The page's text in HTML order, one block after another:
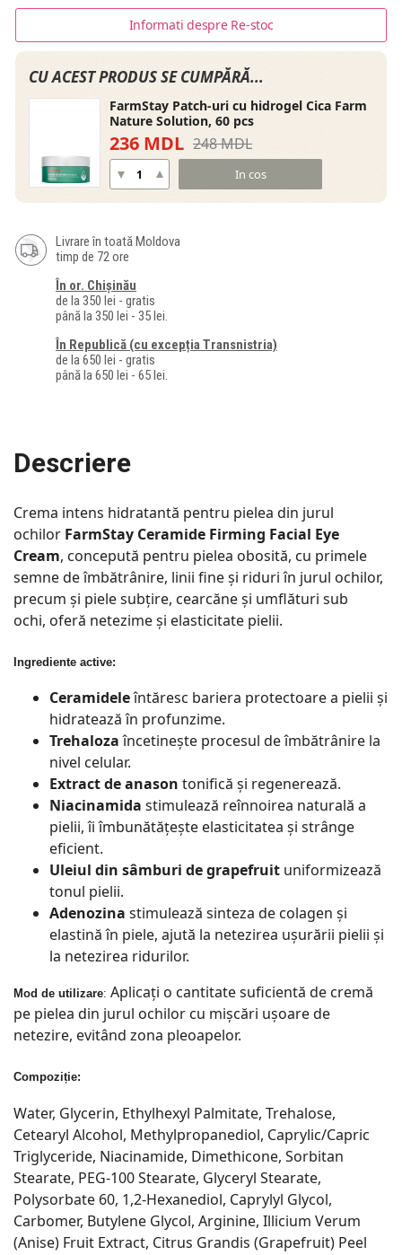
Informati despre Re-stoc
CU ACEST PRODUS SE CUMPĂRĂ...
FarmStay Patch-uri cu hidrogel Cica Farm
Nature Solution, 60 pcs
236 MDL 248 MDL
In cos
Livrare în toată Moldova
timp de 72 ore
În or. Chișinău
de la 350 lei - gratis
până la 350 lei - 35 lei.
În Republică (cu excepția Transnistria)
de la 650 lei - gratis
până la 650 lei - 65 lei.
Descriere
Crema intens hidratantă pentru pielea din jurul
ochilor FarmStay Ceramide Firming Facial Eye
Cream, concepută pentru pielea obosită, cu primele
semne de îmbătrânire, linii fine și riduri în jurul ochilor,
precum și piele subțire, cearcăne și umflături sub
ochi, oferă netezime și elasticitate pielii.
Ingrediente active:
Ceramideleîntăresc bariera protectoare a pielii și
hidratează în profunzime.
Trehalozaîncetinește procesul de îmbătrânire la
nivel celular.
Extract de anason tonifică și regenerează.
Niacinamida stimulează reînnoirea naturală a
pielii, îi îmbunătățește elasticitatea și strânge
eficient.
Uleiul din sâmburi de grapefruit uniformizează
tonul pielii.
Adenozina stimulează sinteza de colagen și
elastină în piele, ajută la netezirea ușurării pielii și
la netezirea ridurilor.
Mod de utilizare: Aplicați o cantitate suficientă de cremă
pe pielea din jurul ochilor cu mișcări ușoare de
netezire, evitând zona pleoapelor.
Compoziție:
Water, Glycerin, Ethylhexyl Palmitate, Trehalose,
Cetearyl Alcohol, Methylpropanediol, Caprylic/Capric
Triglyceride, Niacinamide, Dimethicone, Sorbitan
Stearate, PEG-100 Stearate, Glyceryl Stearate,
Polysorbate 60, 1,2-Hexanediol, Caprylyl Glycol,
Carbomer, Butylene Glycol, Arginine, Illicium Verum
(Anise) Fruit Extract, Citrus Grandis (Grapefruit) Peel